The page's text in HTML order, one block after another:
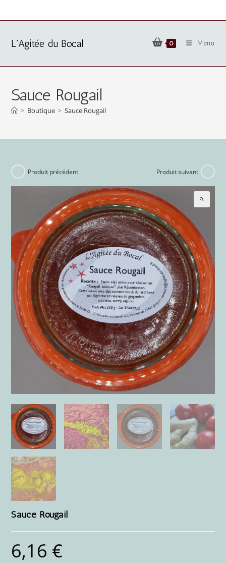
L'Agitée du Bocal 0 Menu
Sauce Rougail
> Boutique > Sauce Rougail
Produit précédent Produit suivant
Sauce Rougail
6,16 €